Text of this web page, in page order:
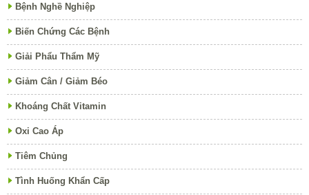
Bệnh Nghề Nghiệp
Biến Chứng Các Bệnh
Giải Phẩu Thẩm Mỹ
Giảm Cân / Giảm Béo
Khoáng Chất Vitamin
Oxi Cao Áp
Tiêm Chủng
Tình Huống Khẩn Cấp